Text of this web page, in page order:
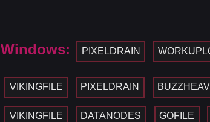
Windows: PIXELDRAIN
VIKINGFILE PIXELDRAIN
VIKINGFILE DATANODES GOFILE